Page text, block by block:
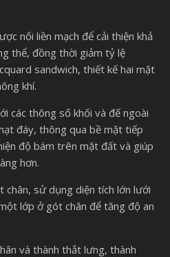
nối liền mạch để cải thiện khả
thể, đồng thời giảm tỷ lệ
sandwich, thiết kế hai mặt
khí.
các thông số khối và đế ngoài
đáy, thông qua bề mặt tiếp
độ bám trên mặt đất và giúp
hơn.
chân, sử dụng diện tích lớn lưới
lớp ở gót chân để tăng độ an
và thành thắt lưng, thành